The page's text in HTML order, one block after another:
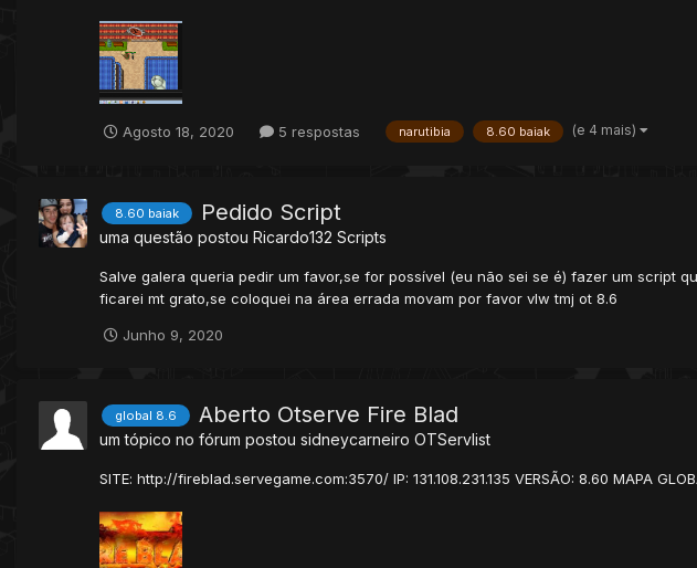
Agosto 18, 2020 5 respostas narutibia 8.60 baiak (e 4 mais)
8.60 baiak Pedido Script
uma questão postou Ricardo132 Scripts
Salve galera queria pedir um favor,se for possível (eu não sei se é) fazer um script
ficarei mt grato,se coloquei na área errada movam por favor vlw tmj ot 8.6
Junho 9, 2020
global 8.6 Aberto Otserve Fire Blad
um tópico no fórum postou sidneycarneiro OTServlist
SITE: http://fireblad.servegame.com:3570/ IP: 131.108.231.135 VERSÃO: 8.60 MAPA